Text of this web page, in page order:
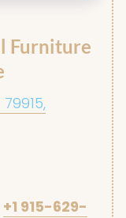
Furniture
+1 915-629-